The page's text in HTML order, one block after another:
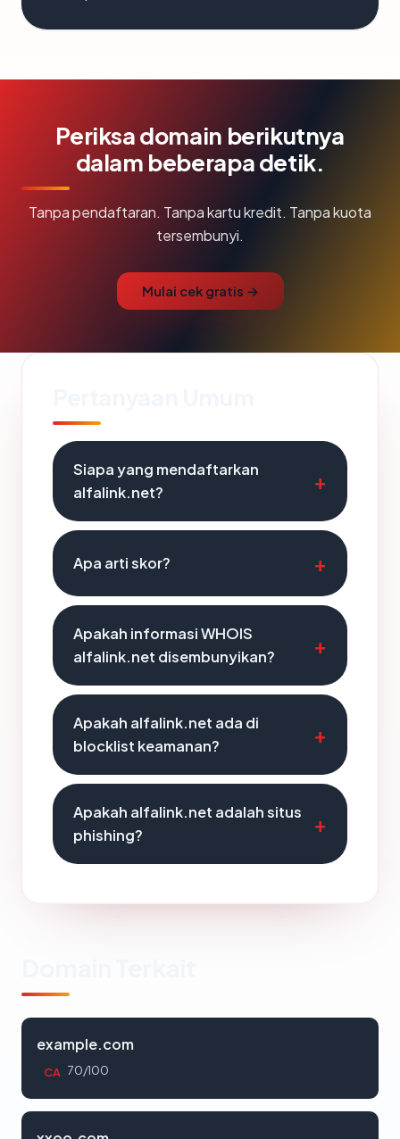
Periksa domain berikutnya
dalam beberapa detik.
Tanpa pendaftaran. Tanpa kartu kredit. Tanpa kuota
tersembunyi.
Mulai cek gratis →
Siapa yang mendaftarkan
alfalink.net?
Apa arti skor?
Apakah informasi WHOIS
alfalink.net disembunyikan?
Apakah alfalink.net ada di
blocklist keamanan?
Apakah alfalink.net adalah situs
phishing?
example.com
CA 70/100